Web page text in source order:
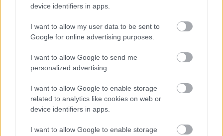
device identifiers in apps.
I want to allow my user data to be sent to
Google for online advertising purposes.
I want to allow Google to send me
personalized advertising.
I want to allow Google to enable storage
related to analytics like cookies on web or
device identifiers in apps.
I want to allow Google to enable storage
«Ήταν τόσο καλά στην αγορά της Κίνας και για πολύ
καιρό, ώστε οι γερμανικές αυτοκινητοβιομηχανίες, παρά
τα προβλήματα που αντιμετωπίζουν τώρα, προσπαθούν
να αναζωογονήσουν τη μαγεία των προηγούμενων
δεκαετιών», δήλωσε ο Noah Barkin, ανώτερος
σύμβουλος στην εταιρεία συμβούλων Rhodium Group.
Αλλά η σχέση της Γερμανίας, και κατ’ επέκταση της
Ευρώπης, με την Κίνα περιλαμβάνει πολύ περισσότερα
από απλώς εταιρικά κέρδη.
από την κινεζική αγορά δίνει στο Πεκίνο πόντους έναντι